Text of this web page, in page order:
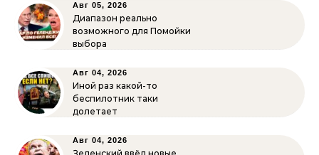
Авг 05, 2026
Диапазон реально
возможного для Помойки
выбора
Авг 04, 2026
Иной раз какой-то
беспилотник таки
долетает
Авг 04, 2026